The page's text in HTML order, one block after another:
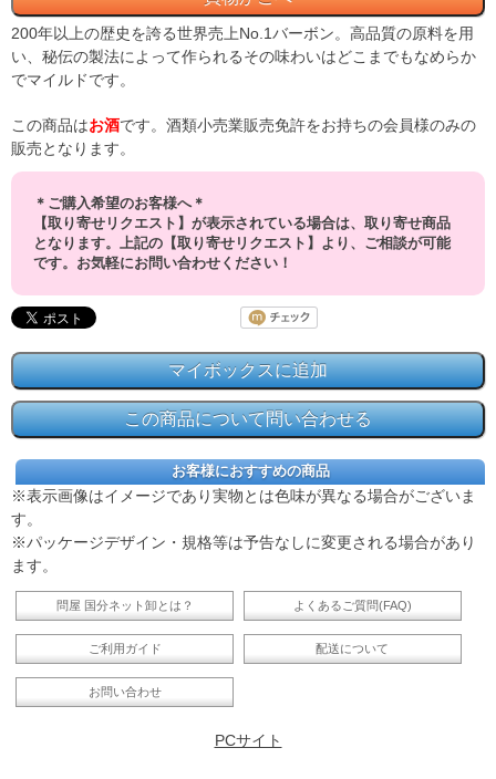
200年以上の歴史を誇る世界売上No.1バーボン。高品質の原料を用
い、秘伝の製法によって作られるその味わいはどこまでもなめらか
でマイルドです。
この商品はお酒です。酒類小売業販売免許をお持ちの会員様のみの
販売となります。
＊ご購入希望のお客様へ＊
【取り寄せリクエスト】が表示されている場合は、取り寄せ商品
となります。上記の【取り寄せリクエスト】より、ご相談が可能
です。お気軽にお問い合わせください！
お客様におすすめの商品
※表示画像はイメージであり実物とは色味が異なる場合がございま
す。
※パッケージデザイン・規格等は予告なしに変更される場合があり
ます。
問屋 国分ネット卸とは？ よくあるご質問(FAQ)
ご利用ガイド 配送について
お問い合わせ
PCサイト